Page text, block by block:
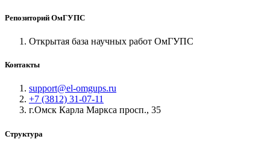
Репозиторий ОмГУПС
Открытая база научных работ ОмГУПС
Контакты
support@el-omgups.ru
+7 (3812) 31-07-11
г.Омск Карла Маркса просп., 35
Структура